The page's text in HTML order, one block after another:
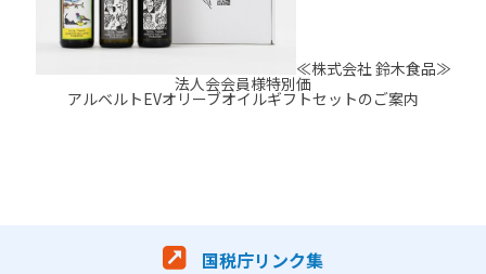
≪株式会社 鈴木食品≫
法人会会員様特別価
アルベルトEVオリーブオイルギフトセットのご案内
国税庁リンク集